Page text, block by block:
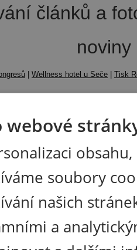
článků a
Wellness hotel u Seče Tisk
webové
soubory
našich
a